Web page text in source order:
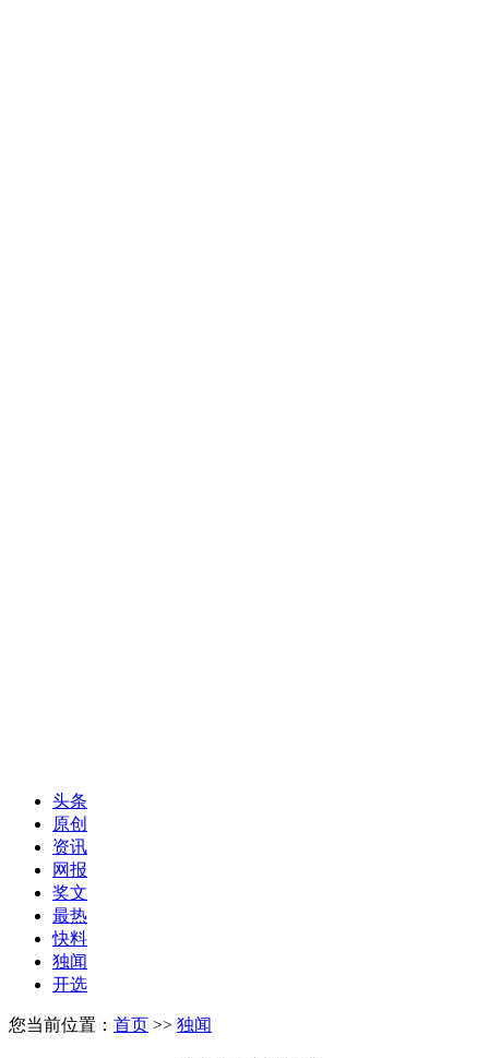
头条
原创
资讯
网报
奖文
最热
快料
独闻
开选
您当前位置： 首页 >> 独闻